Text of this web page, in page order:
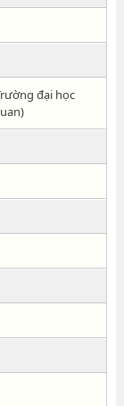
đại học